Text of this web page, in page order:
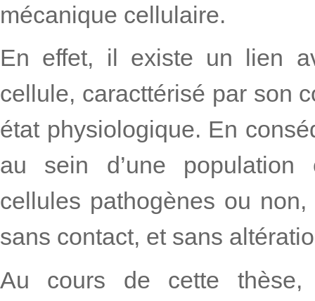
mécanique cellulaire.
En effet, il existe un lien
cellule, caracttérisé par son
état physiologique. En
au sein d’une population
cellules pathogènes ou
sans contact, et sans
Au cours de cette thèse,